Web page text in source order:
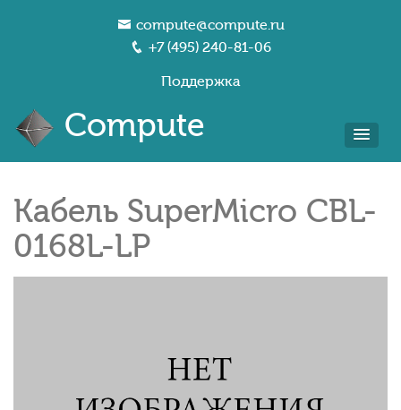
compute@compute.ru
+7 (495) 240-81-06
Поддержка
Compute
Кабель SuperMicro CBL-
0168L-LP